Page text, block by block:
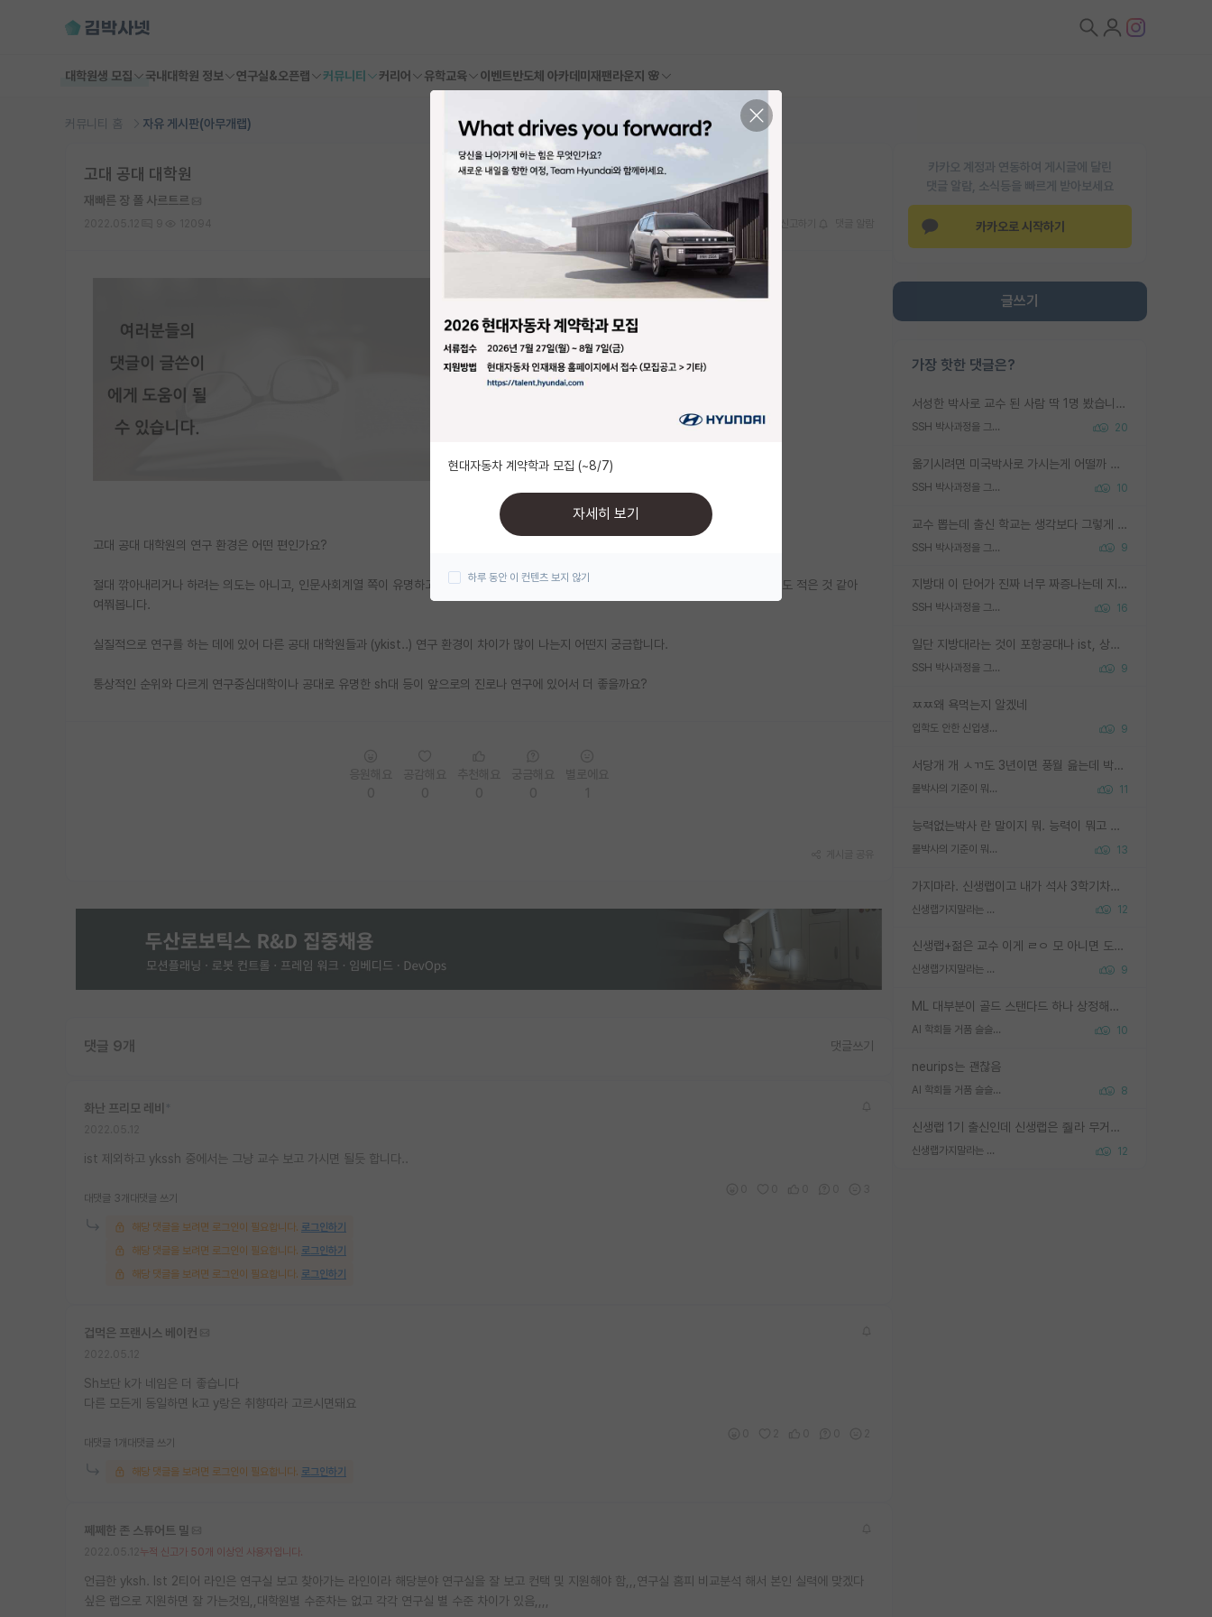
대학원생 모집 국내대학원 정보 연구실&오픈랩 커뮤니티 커리어 유학교육 이벤트반도체 아카데미 재팬라운지 🌸
커뮤니티 홈 자유 게시판(아무개랩)
카카오 계정과 연동하여 게시글에 달린
댓글 알람, 소식등을 빠르게 받아보세요
카카오로 시작하기
글쓰기
가장 핫한 댓글은?
서성한 박사로 교수 된 사람 딱 1명 봤습니다. 근데 지방대 박사로 교수된 거는 기적이 일어나야되요. 서성한 학부부터여도 빡센게 교수임용일텐데 지방대박사로 무슨 교수가 되나요...... 중소기업/중견기업 팀장급/연구소장급이나 될거 같네요.
SSH 박사과정을 그만두고 지방대 박사로 옮기면 교수의 꿈은 끝일까요? 20
옮기시려면 미국박사로 가시는게 어떨까 싶네요. 교수가 꿈이면 미국박사 하고 미국교수 까지 같이 노리시는게 기회가 많지 않을까요?
SSH 박사과정을 그만두고 지방대 박사로 옮기면 교수의 꿈은 끝일까요? 10
교수 뽑는데 출신 학교는 생각보다 그렇게 안 봄. 앞으로는 더 안 보게 될거임. 박사는 어디서 진행해도 됨. 단, 제대로 쌓고 좋은 실적 만들 수 있다면. 그런데 지방대는 그럴 가능성이 지극히 낮음. 나만 열심히 잘 하면 된다? 인간은 주변 환경에 지배되는 나약한 존재임. 주변의 지방대 대학원생과 섞이고 지방 특유의 여유로움 또는 나쁘게 얘기해서 나태함에 젖어 살다보면 교수의 꿈 자체를 잊어버리게 될 가능성도 있음. 주변 환경이 70~80%임.
SSH 박사과정을 그만두고 지방대 박사로 옮기면 교수의 꿈은 끝일까요? 9
지방대 이 단어가 진짜 너무 짜증나는데 지방대면 다 그냥 쓰레기인가요? 무슨 말 같지도 않은 댓글들이 있는건지??? 지방에도 충분히 좋은 대학 많고 충분히 잘하는 교수님들 많습니다 포항공대 4개 IST 대표 지거국들 여기 모두 다 지방에 있고 여기 출신들 중에 교수하는 분들 적지 않습니다 지거국 출신이 무슨 교수를 하냐?라고 생각할 사람들 많은데 상위 대표 지거국에 아웃라이어들 많습니다 결국 개인의 연구역량과 실적이 중요합니다 이 역량을 펼치는데 있어서 지도교수와의 합도 중요합니다. 그리고 경력이 필요하면 해외포닥까지 다녀오세요
SSH 박사과정을 그만두고 지방대 박사로 옮기면 교수의 꿈은 끝일까요? 16
일단 지방대라는 것이 포항공대나 ist, 상위 지거국은 아니라고 생각하겠습니다. 그런곳은 서성한에 비해 소위 대학 네임밸류가 크게 뒤떨어지지는 않으니까요. 대학 이름이 중요하냐? 당연합니다. 대학 이름이 좋아서 좋은 아웃풋이 나오는 것이냐, 좋은 대학은 좋은 사람과 좋은 기회가 몰려있으니 아웃풋도 자연스럽게 좋아지는 것이냐? 대답하기 어려운 문제입니다. 아직 한국 사회에서 학벌을 보는 것도, 특히 이공계를 중심으로 학벌보다는 실적 위주라는 분위기가 형성되는 것도 사실입니다. 지방대 출신으로 전임교수가 될수 있느냐? 가능 불가능을 따지면 당연히 가능입니다. 지방대 박사 출신으로 전임교원이 된 경우가 실제로 있으니까요. 현실적인 가능성이 있느냐? 지금 이정도 대학의 교수가 되고싶다고 생각되는 대학 들어가서 컴공과 교수 목록 켜고 박사 어디서 받았는지 쭉 한번 보세요. 냉정하게 지방대 출신인 분들이 많지는 않으실겁니다.
SSH 박사과정을 그만두고 지방대 박사로 옮기면 교수의 꿈은 끝일까요? 9
ㅉㅉ왜 욕먹는지 알겠네
입학도 안한 신입생이 원래 관심을 받나요 9
서당개 개 ㅅㄲ도 3년이면 풍월 읊는데 박사 5년 이상 대리고 있으면서 물된건 교수 탓 맞는ㄱ게 거기가 서당이 아니란 소리임
물박사의 기준이 뭐임? 11
능력없는박사 란 말이지 뭐. 능력이 뭐고 능력이 있다는게 뭔지는 사람마다 기준이 다르니까 얘기해봐야 서로 자기 기준만 얘기해서 논쟁이 끝이 안나고. 주위에서 능력있고 야심있는 신입생이 교수가 유의미한 피드백을 아예 안주면서 제대로된 과제에 참여해볼 기회도 제공하지 않고 잡일 뺑뺑이만 돌려서 맨날 단순작업만 하면서 밤새다가 눈빛이 점점 죽어가는걸 본 사람은 물박사는 교수탓이라고 하고, 교수는 이것저것 알려도 주고 기회도 주고 사수 동기 붙여주면서 어떻게든 끌고가려고 하는데 본인이 매일 뺀질거리면서 출근 하는둥마는둥 하다가 기껏 와서도 폰이나 쳐다보다가 실험 망치고 저녁약속있어서 먼저 가볼게요~ 하는걸 본 사람은 물박사는 본인탓이라고 함.
물박사의 기준이 뭐임? 13
가지마라. 신생랩이고 내가 석사 3학기차인데 최고참인데 나도 아무것도 모르는데 교수가 후배들 왜 논문 교육 안시키냐. 논문 왜 안 써오냐 닦달한다
신생랩가지말라는 이유가 있었구나 12
신생랩+젊은 교수 이게 ㄹㅇ 모 아니면 도인듯.
신생랩가지말라는 이유가 있었구나 9
ML 대부분이 골드 스탠다드 하나 상정해놓고 (벤치마크 데이터셋이 여러 개면 여러 개 상정) 그거 얼마나 잘 맞추나 싸움임 가끔 번뜩이는 설계 철학을 보여주는 논문들도 있지만 대부분 그거 성적 얼마나 더 올리느라에 혈안이 되어 있는 측면이 잇음
AI 학회들 거품 슬슬 지적이 나오네요 10
neurips는 괜찮음
AI 학회들 거품 슬슬 지적이 나오네요 8
신생랩 1기 출신인데 신생랩은 줠라 무거운 바벨 같은거임. 들면 대박인데 못들면 깔려 죽음. 아무도 알려주지 않는 환경에서 자생해야하지만, 일단 살아남았다면 그 어떤 사람보다 악착같고 생존력 높은 사람으로 거듭날 수 있음
신생랩가지말라는 이유가 있었구나 12
고대 공대 대학원
재빠른 장 폴 사르트르
스크랩
고대 공대 대학원의 연구 환경은 어떤 편인가요?
절대 깎아내리거나 하려는 의도는 아니고, 인문사회계열 쪽이 유명하고 공학 계열은 지원이 적다 이런 말들도 있고, 실제로 이공계 쪽에선 언급도 적은 것 같아
여쭤봅니다.
실질적으로 연구를 하는 데에 있어 다른 공대 대학원들과 (ykist..) 연구 환경이 차이가 많이 나는지 어떤지 궁금합니다.
통상적인 순위와 다르게 연구중심대학이나 공대로 유명한 sh대 등이 앞으로의 진로나 연구에 있어서 더 좋을까요?
댓글 9개 댓글쓰기
화난 프리모 레비
ist 제외하고 ykssh 중에서는 그냥 교수 보고 가시면 될듯 합니다..
대댓글 3개 대댓글 쓰기
해당 댓글을 보려면 로그인이 필요합니다. 로그인하기
해당 댓글을 보려면 로그인이 필요합니다. 로그인하기
해당 댓글을 보려면 로그인이 필요합니다. 로그인하기
겁먹은 프랜시스 베이컨
Sh보단 k가 네임은 더 좋습니다
다른 모든게 동일하면 k고 y랑은 취향따라 고르시면돼요
대댓글 1개 대댓글 쓰기
해당 댓글을 보려면 로그인이 필요합니다. 로그인하기
쩨쩨한 존 스튜어트 밀
누적 신고가 50개 이상인 사용자입니다.
언급한 yksh. Ist 2티어 라인은 연구실 보고 찾아가는 라인이라 해당분야 연구실을 잘 보고 컨택 및 지원해야 함,,,연구실 홈피 비교분석 해서 본인 실력에 맞겠다
싶은 랩으로 지원하면 잘 가는것임,,대학원별 수준차는 없고 각각 연구실 별 수준 차이가 있음,,,,
현대자동차 계약학과 모집 (~8/7)
자세히 보기
하루 동안 이 컨텐츠 보지 않기